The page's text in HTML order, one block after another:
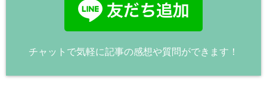
チャットで気軽に記事の感想や質問ができます！